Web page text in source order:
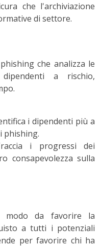
che l'archiviazione
di settore.
che analizza le
a rischio,
i dipendenti più a
phishing.
i progressi dei
consapevolezza sulla
modo da favorire la
a tutti i potenziali
per favorire chi ha